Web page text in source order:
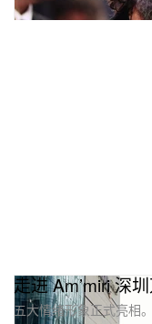
走进 Am’miri 深
五大情绪形象正式亮相。